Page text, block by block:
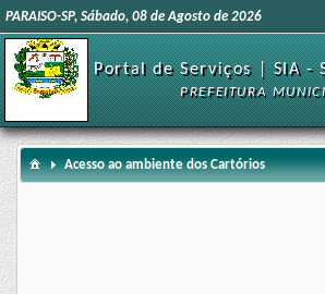
PARAISO-SP, Sábado, 08 de Agosto de 2026
Portal de Serviços | SIA -
PREFEITURA
Acesso ao ambiente dos Cartórios